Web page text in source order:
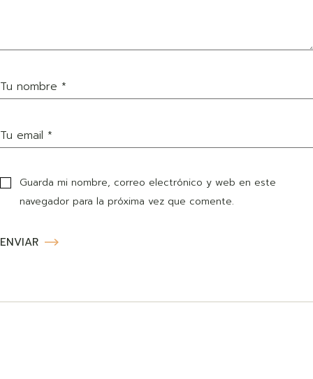
Guarda mi nombre, correo electrónico y web en este
navegador para la próxima vez que comente.
ENVIAR